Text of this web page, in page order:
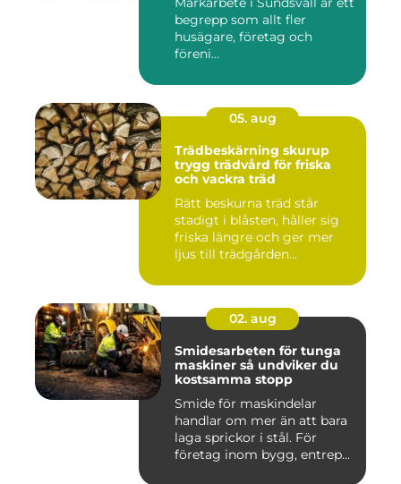
begrepp som allt fler
husägare, företag och
föreni...
05. aug
Trädbeskärning skurup
trygg trädvård för friska
och vackra träd
Rätt beskurna träd står
stadigt i blåsten, håller sig
friska längre och ger mer
ljus till trädgården...
02. aug
Smidesarbeten för tunga
maskiner så undviker du
kostsamma stopp
Smide för maskindelar
handlar om mer än att bara
laga sprickor i stål. För
företag inom bygg, entrep...